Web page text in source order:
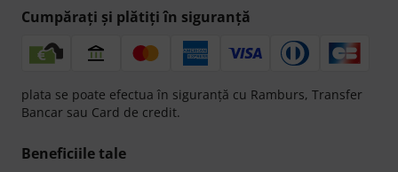
Cumpărați și plătiți în siguranță
plata se poate efectua în siguranță cu Ramburs, Transfer
Bancar sau Card de credit.
Beneficiile tale